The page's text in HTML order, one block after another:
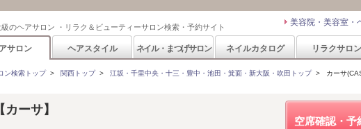
級のヘアサロン ・リラク＆ビューティーサロン検索・予約サイト 美容院・美容室・
サロン ヘアスタイル ネイル・まつげサロン ネイルカタログ リラクサロン
ン検索トップ> 関西トップ> 江坂・千里中央・十三・豊中・池田・箕面・新大阪・吹田トップ> カーサ
空席確認・予
ーサ】